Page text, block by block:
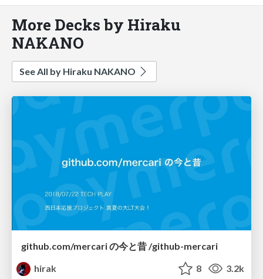
More Decks by Hiraku
NAKANO
See All by Hiraku NAKANO
github.com/mercari の今と昔 /github-mercari
hirak
8 3.2k